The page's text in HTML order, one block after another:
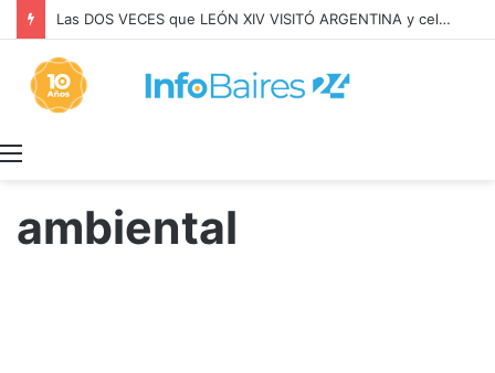
Las DOS VECES que LEÓN XIV VISITÓ ARGENTINA y celebró MISA con BERGOGLIO
ambiental